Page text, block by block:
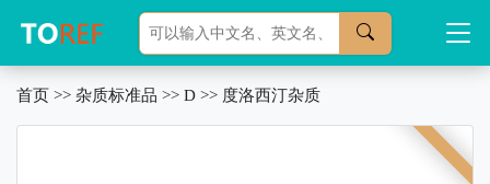
首页 >> 杂质标准品 >> D >> 度洛西汀杂质